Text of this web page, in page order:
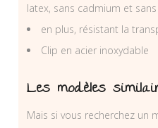
latex, sans cadmium et
en plus, résistant la
Clip en acier inoxydable
Les modèles
Mais si vous recherchez un